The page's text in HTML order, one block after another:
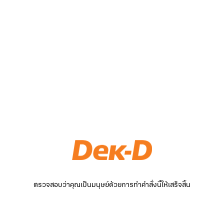
ตรวจสอบว่าคุณเป็นมนุษย์ด้วยการทำคำสั่งนี้ให้เสร็จสิ้น